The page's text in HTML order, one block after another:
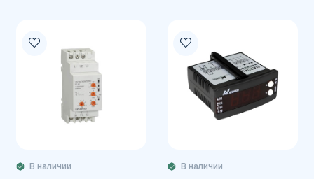
В наличии В наличии